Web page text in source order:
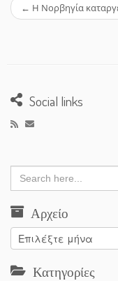
← Η Νορβηγία
Social links
Search
for:
Αρχείο
Αρχείο
Κατηγορίες